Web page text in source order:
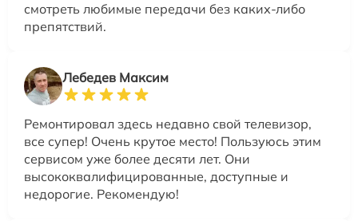
смотреть любимые передачи без каких-либо
препятствий.
Лебедев Максим
Ремонтировал здесь недавно свой телевизор,
все супер! Очень крутое место! Пользуюсь этим
сервисом уже более десяти лет. Они
высококвалифицированные, доступные и
недорогие. Рекомендую!